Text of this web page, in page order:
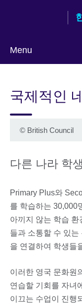
content
Menu
국제적인
© British Council
다른 나라 학
Primary Plus와
를 학습하는 30,000
아끼지 않는 학습 환
들과 소통할 수 있
을 연결하여 학생들
이러한 영국 문화원
연습할 기회를 자녀
이끄는 수업이 진행